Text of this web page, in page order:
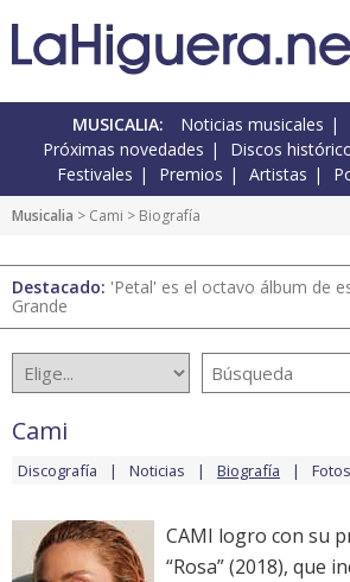
MUSICALIA: Noticias musicales
Próximas novedades
Discos
Festivales
Premios Artistas
Musicalia > Cami > Biografía
Destacado: 'Petal' es el octavo álbum de
Grande
Cami
Discografía Noticias Biografía Fotos
CAMI logro con su
“Rosa” (2018), que